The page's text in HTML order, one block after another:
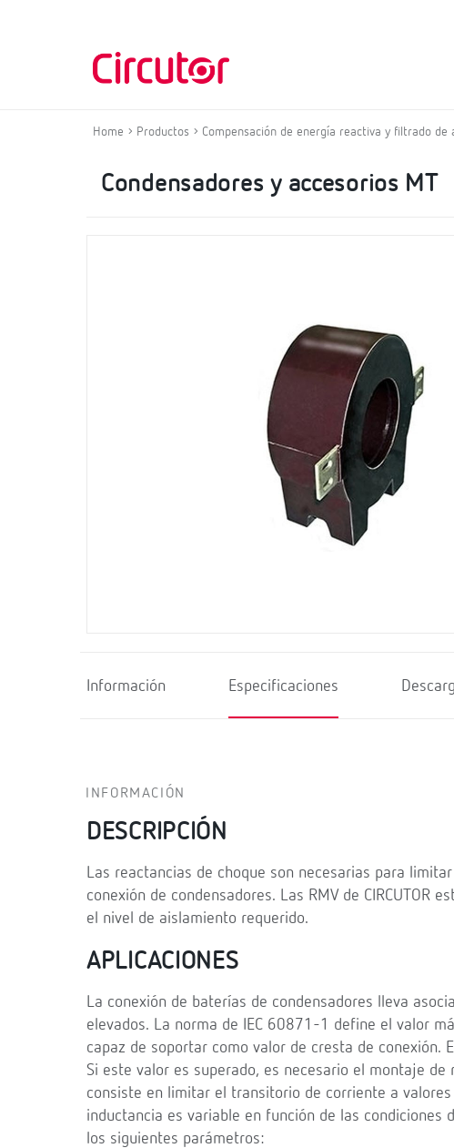
Home Productos Compensación de energía reactiva y filtrado de
Condensadores y accesorios MT
Información Especificaciones
INFORMACIÓN
DESCRIPCIÓN
Las reactancias de choque son necesarias para
conexión de condensadores. Las RMV de CIRCUTOR
el nivel de aislamiento requerido.
APLICACIONES
La conexión de baterías de condensadores lleva
elevados. La norma de IEC 60871-1 define el valor
capaz de soportar como valor de cresta de conexión.
Si este valor es superado, es necesario el montaje de
consiste en limitar el transitorio de corriente a
inductancia es variable en función de las condiciones
los siguientes parámetros: